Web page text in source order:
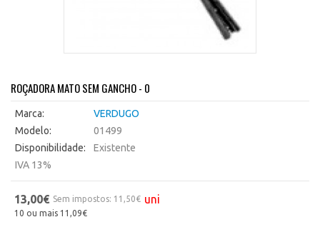
ROÇADORA MATO SEM GANCHO - 0
Marca:
VERDUGO
Modelo:
01499
Disponibilidade:
Existente
IVA 13%
13,00€ Sem impostos: 11,50€ uni
10 ou mais 11,09€